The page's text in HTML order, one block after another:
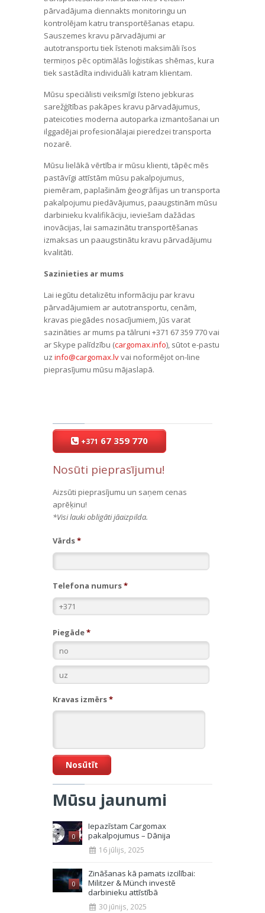
pārvadājuma diennakts monitoringu un
kontrolējam katru transportēšanas etapu.
Sauszemes kravu pārvadājumi ar
autotransportu tiek īstenoti maksimāli īsos
termiņos pēc optimālās loģistikas shēmas, kura
tiek sastādīta individuāli katram klientam.
Mūsu speciālisti veiksmīgi īsteno jebkuras
sarežģītības pakāpes kravu pārvadājumus,
pateicoties moderna autoparka izmantošanai un
ilggadējai profesionālajai pieredzei transporta
nozarē.
Mūsu lielākā vērtība ir mūsu klienti, tāpēc mēs
pastāvīgi attīstām mūsu pakalpojumus,
piemēram, paplašinām ģeogrāfijas un transporta
pakalpojumu piedāvājumus, paaugstinām mūsu
darbinieku kvalifikāciju, ieviešam dažādas
inovācijas, lai samazinātu transportēšanas
izmaksas un paaugstinātu kravu pārvadājumu
kvalitāti.
Sazinieties ar mums
Lai iegūtu detalizētu informāciju par kravu
pārvadājumiem ar autotransportu, cenām,
kravas piegādes nosacījumiem, Jūs varat
sazināties ar mums pa tālruni +371 67 359 770 vai
ar Skype palīdzību (cargomax.info), sūtot e-pastu
uz info@cargomax.lvvai noformējot on-line
pieprasījumu mūsu mājaslapā.
+37167 359 770
Nosūti pieprasījumu!
Aizsūti pieprasījumu un saņem cenas
aprēķinu!
*Visi lauki obligāti jāaizpilda.
Vārds*
Telefona numurs*
Piegāde*
Kravas izmērs*
Mūsu jaunumi
0
Iepazīstam Cargomax
pakalpojumus – Dānija
16 jūlijs, 2025
0
Zināšanas kā pamats izcilībai:
Militzer & Münch investē
darbinieku attīstībā
30 jūnijs, 2025